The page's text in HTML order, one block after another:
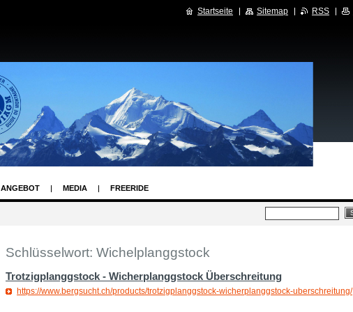
ANGEBOT MEDIA FREERIDE
Schlüsselwort: Wichelplanggstock
Trotzigplanggstock - Wicherplanggstock Überschreitung
https://www.bergsucht.ch/products/trotzigplanggstock-wicherplanggstock-uberschreitung/
Startseite Sitemap RSS